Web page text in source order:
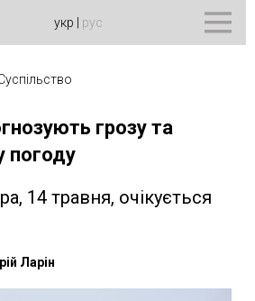
укр рус
грозу та
погоду
14 травня, очікується
Ларін